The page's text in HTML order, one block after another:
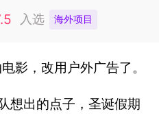
入选 海外项目
影，改用户外广告了。
想出的点子，圣诞假期